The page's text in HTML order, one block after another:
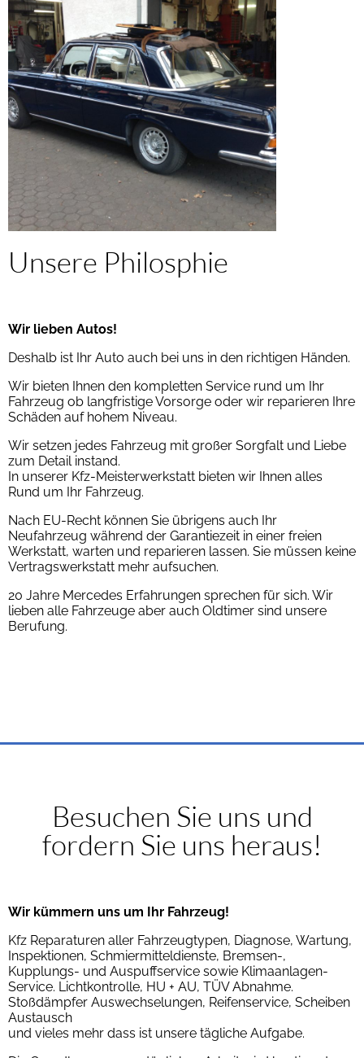
Unsere Philosphie
Wir lieben Autos!
Deshalb ist Ihr Auto auch bei uns in den richtigen Händen.
Wir bieten Ihnen den kompletten Service rund um Ihr
Fahrzeug ob langfristige Vorsorge oder wir reparieren Ihre
Schäden auf hohem Niveau.
Wir setzen jedes Fahrzeug mit großer Sorgfalt und Liebe
zum Detail instand.
In unserer Kfz-Meisterwerkstatt bieten wir Ihnen alles
Rund um Ihr Fahrzeug.
Nach EU-Recht können Sie übrigens auch Ihr
Neufahrzeug während der Garantiezeit in einer freien
Werkstatt, warten und reparieren lassen. Sie müssen keine
Vertragswerkstatt mehr aufsuchen.
20 Jahre Mercedes Erfahrungen sprechen für sich. Wir
lieben alle Fahrzeuge aber auch Oldtimer sind unsere
Berufung.
Besuchen Sie uns und
fordern Sie uns heraus!
Wir kümmern uns um Ihr Fahrzeug!
Kfz Reparaturen aller Fahrzeugtypen, Diagnose, Wartung,
Inspektionen, Schmiermitteldienste, Bremsen-,
Kupplungs- und Auspuffservice sowie Klimaanlagen-
Service. Lichtkontrolle, HU + AU, TÜV Abnahme.
Stoßdämpfer Auswechselungen, Reifenservice, Scheiben
Austausch
und vieles mehr dass ist unsere tägliche Aufgabe.